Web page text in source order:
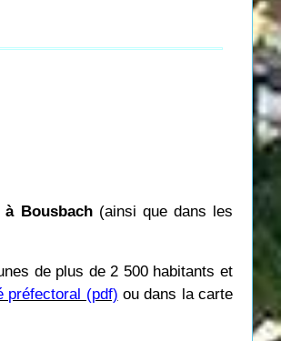
Bousbach(ainsi que dans les
de plus de 2 500 habitants et
préfectoral (pdf) ou dans la carte